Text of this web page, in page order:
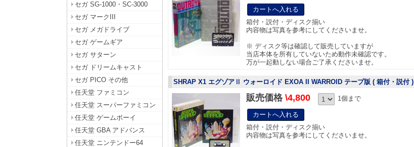
セガ SG-1000・SC-3000
セガ マークIII
セガ メガドライブ
セガ ゲームギア
セガ サターン
セガ ドリームキャスト
セガ PICO その他
任天堂 ファミコン
任天堂 スーパーファミコン
任天堂 ゲームボーイ
任天堂 GBA アドバンス
任天堂 ニンテンドー64
箱付・説付・ディスク揃い
内容物は写真を参考にしてくださいませ。
※ ディスク等は確認して販売していますが
当店本体を所有していないため動作未確認です。
万が一起動しない場合ご了承くださいませ。
SHRAP X1 エグゾアⅡ ウォーロイド EXOA II WARROID テープ版 ( 箱付・説付 )
販売価格 \4,800 1個まで
箱付・説付・ディスク揃い
内容物は写真を参考にしてくださいませ。